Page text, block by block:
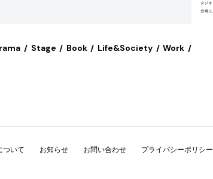
Stage Book Life&Society
Work
ついて お知らせ お問い合わせ プライバシーポリシー